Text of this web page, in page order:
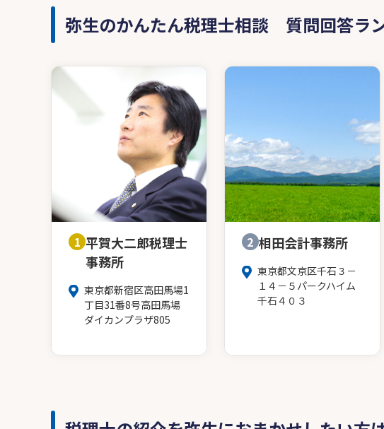
弥生のかんたん税理士相談 質問回答ラン
1 平賀大二郎税理士
事務所
東京都新宿区高田馬場1
丁目31番8号高田馬場
ダイカンプラザ805
2 相田会計事務所
東京都文京区千石３－
１４－５パークハイム
千石４０３